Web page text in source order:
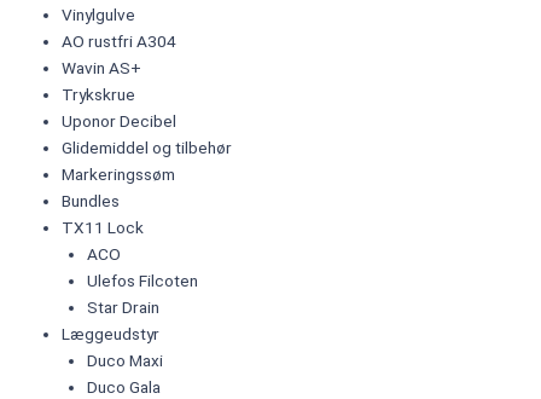
Vinylgulve
AO rustfri A304
Wavin AS+
Trykskrue
Uponor Decibel
Glidemiddel og tilbehør
Markeringssøm
Bundles
TX11 Lock
ACO
Ulefos Filcoten
Star Drain
Læggeudstyr
Duco Maxi
Duco Gala